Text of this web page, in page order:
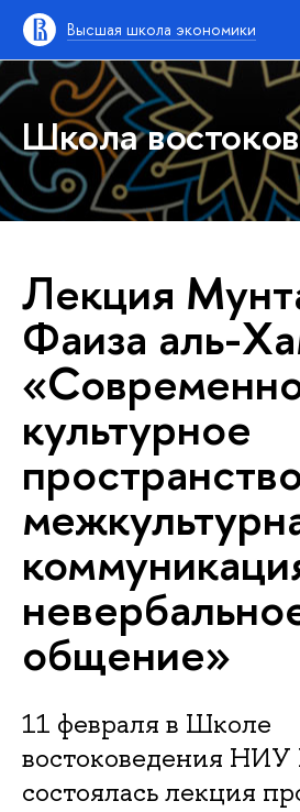
Высшая школа экономики
Школа
Лекция
Фаиза аль-
культурное
общение»
11 февраля в Школе
востоковедения
состоялась лекция